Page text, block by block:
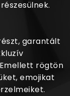
garantált
rögtön
emojikat